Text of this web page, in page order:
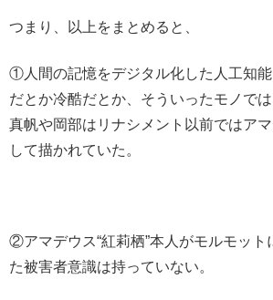
つまり、以上をまとめると、
①人間の記憶をデジタル化した人工知
だとか冷酷だとか、そういったモノで
真帆や岡部はリナシメント以前ではア
して描かれていた。
②アマデウス“紅莉栖”本人がモルモット
た被害者意識は持っていない。